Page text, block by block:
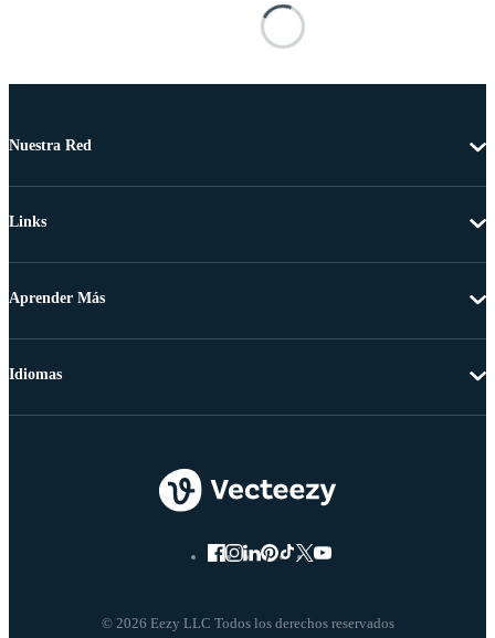
Nuestra Red
Links
Aprender Más
© 2026 Eezy LLC Todos los derechos reservados
Idiomas